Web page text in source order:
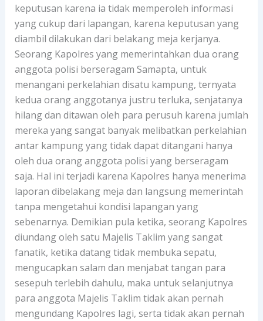
keputusan karena ia tidak memperoleh informasi
yang cukup dari lapangan, karena keputusan yang
diambil dilakukan dari belakang meja kerjanya.
Seorang Kapolres yang memerintahkan dua orang
anggota polisi berseragam Samapta, untuk
menangani perkelahian disatu kampung, ternyata
kedua orang anggotanya justru terluka, senjatanya
hilang dan ditawan oleh para perusuh karena jumlah
mereka yang sangat banyak melibatkan perkelahian
antar kampung yang tidak dapat ditangani hanya
oleh dua orang anggota polisi yang berseragam
saja. Hal ini terjadi karena Kapolres hanya menerima
laporan dibelakang meja dan langsung memerintah
tanpa mengetahui kondisi lapangan yang
sebenarnya. Demikian pula ketika, seorang Kapolres
diundang oleh satu Majelis Taklim yang sangat
fanatik, ketika datang tidak membuka sepatu,
mengucapkan salam dan menjabat tangan para
sesepuh terlebih dahulu, maka untuk selanjutnya
para anggota Majelis Taklim tidak akan pernah
mengundang Kapolres lagi, serta tidak akan pernah